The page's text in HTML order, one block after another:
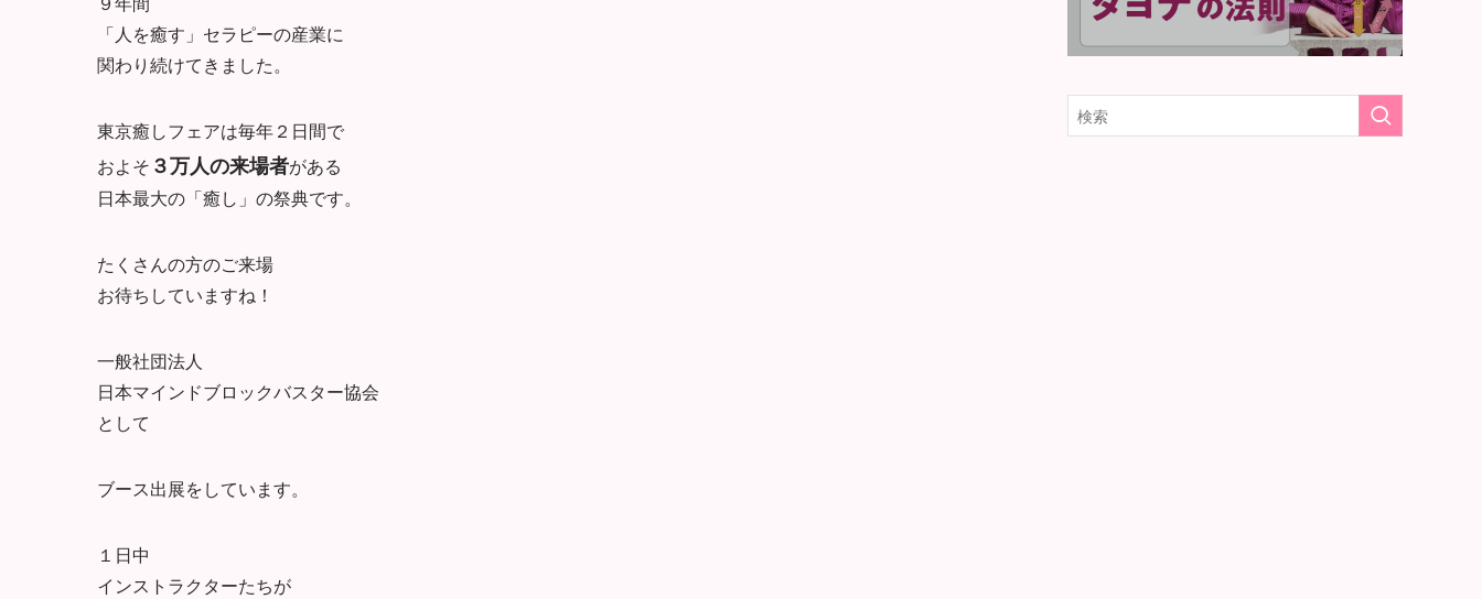
「人を癒す」セラピーの産業に
関わり続けてきました。
東京癒しフェアは毎年２日間で
およそ ３万人の来場者がある
日本最大の「癒し」の祭典です。
たくさんの方のご来場
お待ちしていますね！
一般社団法人
日本マインドブロックバスター協会
として
ブース出展をしています。
１日中
インストラクターたちが